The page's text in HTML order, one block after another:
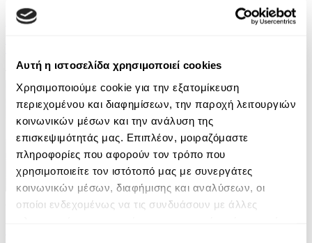
Αυτή η ιστοσελίδα χρησιμοποιεί cookies
Χρησιμοποιούμε cookie για την εξατομίκευση
περιεχομένου και διαφημίσεων, την παροχή λειτουργιών
κοινωνικών μέσων και την ανάλυση της
επισκεψιμότητάς μας. Επιπλέον, μοιραζόμαστε
πληροφορίες που αφορούν τον τρόπο που
χρησιμοποιείτε τον ιστότοπό μας με συνεργάτες
κοινωνικών μέσων, διαφήμισης και αναλύσεων, οι
οποίοι ενδεχομένως να τις συνδυάσουν με άλλες
Στο Σπίτι Της
16.90€
Audiobook • 1 Credit